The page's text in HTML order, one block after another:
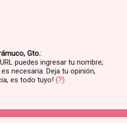
Gto.:
puedes ingresar tu nombre;
necesaria. Deja tu opinión,
es todo tuyo! (?)